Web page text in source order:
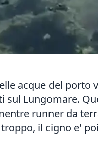
acque del
Lungomare.
runner da
il cigno e'